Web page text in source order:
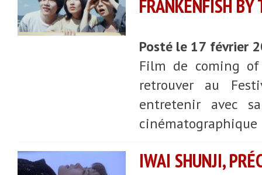
FRANKENFISH BY
Posté le 17 février
Film de coming
retrouver au
entretenir avec
IWAI SHUNJI,